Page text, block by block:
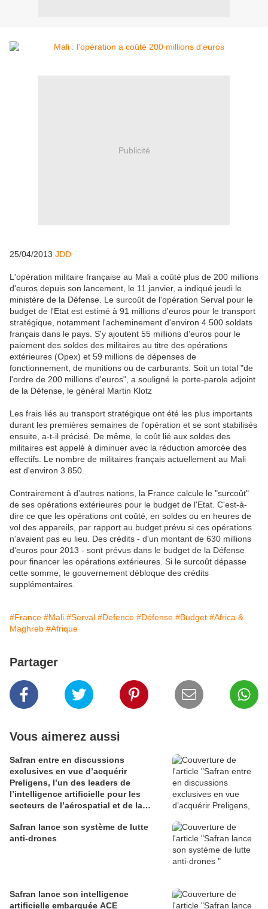
Publicité
25/04/2013 JDD
L'opération militaire française au Mali a coûté plus de 200 millions
d'euros depuis son lancement, le 11 janvier, a indiqué jeudi le
ministère de la Défense. Le surcoût de l'opération Serval pour le
budget de l'Etat est estimé à 91 millions d'euros pour le transport
stratégique, notamment l'acheminement d'environ 4.500 soldats
français dans le pays. S'y ajoutent 55 millions d'euros pour le
paiement des soldes des militaires au titre des opérations
extérieures (Opex) et 59 millions de dépenses de
fonctionnement, de munitions ou de carburants. Soit un total "de
l'ordre de 200 millions d'euros", a souligné le porte-parole adjoint
de la Défense, le général Martin Klotz
Les frais liés au transport stratégique ont été les plus importants
durant les premières semaines de l'opération et se sont stabilisés
ensuite, a-t-il précisé. De même, le coût lié aux soldes des
militaires est appelé à diminuer avec la réduction amorcée des
effectifs. Le nombre de militaires français actuellement au Mali
est d'environ 3.850.
Contrairement à d'autres nations, la France calcule le "surcoût"
de ses opérations extérieures pour le budget de l'Etat. C'est-à-
dire ce que les opérations ont coûté, en soldes ou en heures de
vol des appareils, par rapport au budget prévu si ces opérations
n'avaient pas eu lieu. Des crédits - d'un montant de 630 millions
d'euros pour 2013 - sont prévus dans le budget de la Défense
pour financer les opérations extérieures. Si le surcoût dépasse
cette somme, le gouvernement débloque des crédits
supplémentaires.
#France #Mali #Serval #Defence #Défense #Budget #Africa &
Maghreb #Afrique
Partager
Vous aimerez aussi
Safran entre en discussions
exclusives en vue d’acquérir
Preligens, l’un des leaders de
l’intelligence artificielle pour les
secteurs de l’aérospatial et de la
Safran lance son système de lutte
anti-drones
Safran lance son intelligence
artificielle embarquée ACE